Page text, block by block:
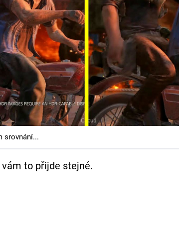
srovnání...
to přijde stejné.